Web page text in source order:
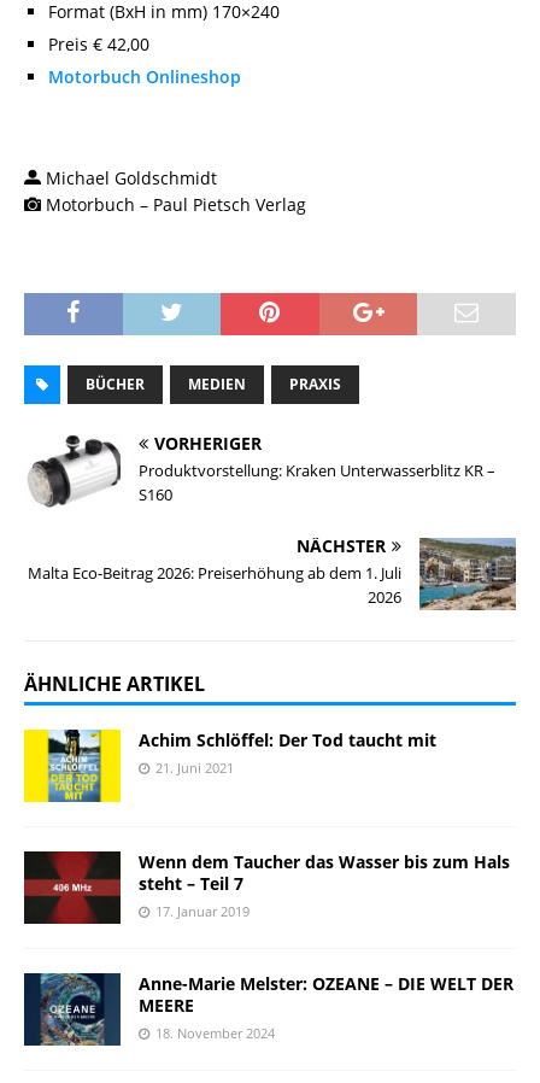
Format (BxH in mm) 170×240
Preis € 42,00
Motorbuch Onlineshop
Michael Goldschmidt
Motorbuch – Paul Pietsch Verlag
BÜCHER MEDIEN PRAXIS
VORHERIGER
Produktvorstellung: Kraken Unterwasserblitz KR –
S160
NÄCHSTER
Malta Eco-Beitrag 2026: Preiserhöhung ab dem 1. Juli
2026
ÄHNLICHE ARTIKEL
Achim Schlöffel: Der Tod taucht mit
21. Juni 2021
Wenn dem Taucher das Wasser bis zum Hals
steht – Teil 7
17. Januar 2019
Anne-Marie Melster: OZEANE – DIE WELT DER
MEERE
18. November 2024